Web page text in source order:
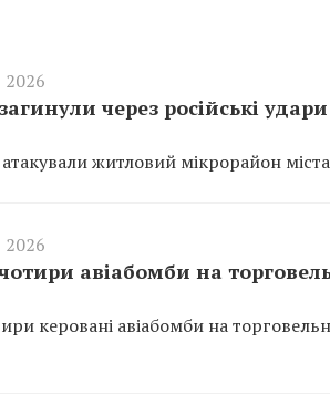
через російські
атакували житловий мікрорайон
авіабомби на
керовані авіабомби на